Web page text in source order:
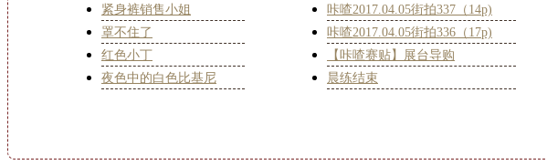
紧身裤销售小姐
罩不住了
红色小丁
夜色中的白色比基尼
咔喳2017.04.05街拍337（14p)
咔喳2017.04.05街拍336（17p)
【咔喳赛贴】展台导购
晨练结束